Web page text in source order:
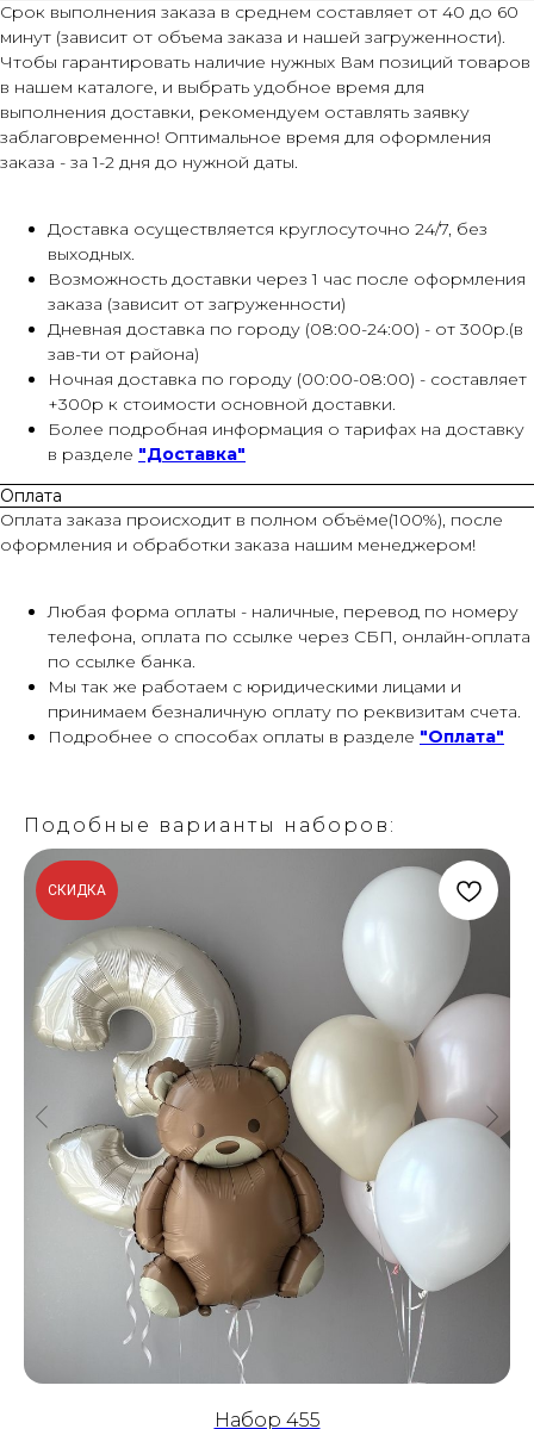
Срок выполнения заказа в среднем составляет от 40 до 60
минут (зависит от объема заказа и нашей загруженности).
Чтобы гарантировать наличие нужных Вам позиций товаров
в нашем каталоге, и выбрать удобное время для
выполнения доставки, рекомендуем оставлять заявку
заблаговременно! Оптимальное время для оформления
заказа - за 1-2 дня до нужной даты.
Доставка осуществляется круглосуточно 24/7, без
выходных.
Возможность доставки через 1 час после оформления
заказа (зависит от загруженности)
Дневная доставка по городу (08:00-24:00) - от 300р.(в
зав-ти от района)
Ночная доставка по городу (00:00-08:00) - составляет
+300р к стоимости основной доставки.
Более подробная информация о тарифах на доставку
в разделе "Доставка"
Оплата
Оплата заказа происходит в полном объёме(100%), после
оформления и обработки заказа нашим менеджером!
Любая форма оплаты - наличные, перевод по номеру
телефона, оплата по ссылке через СБП, онлайн-оплата
по ссылке банка.
Мы так же работаем с юридическими лицами и
принимаем безналичную оплату по реквизитам счета.
Подробнее о способах оплаты в разделе "Оплата"
Подобные варианты наборов:
СКИДКА
Набор 455